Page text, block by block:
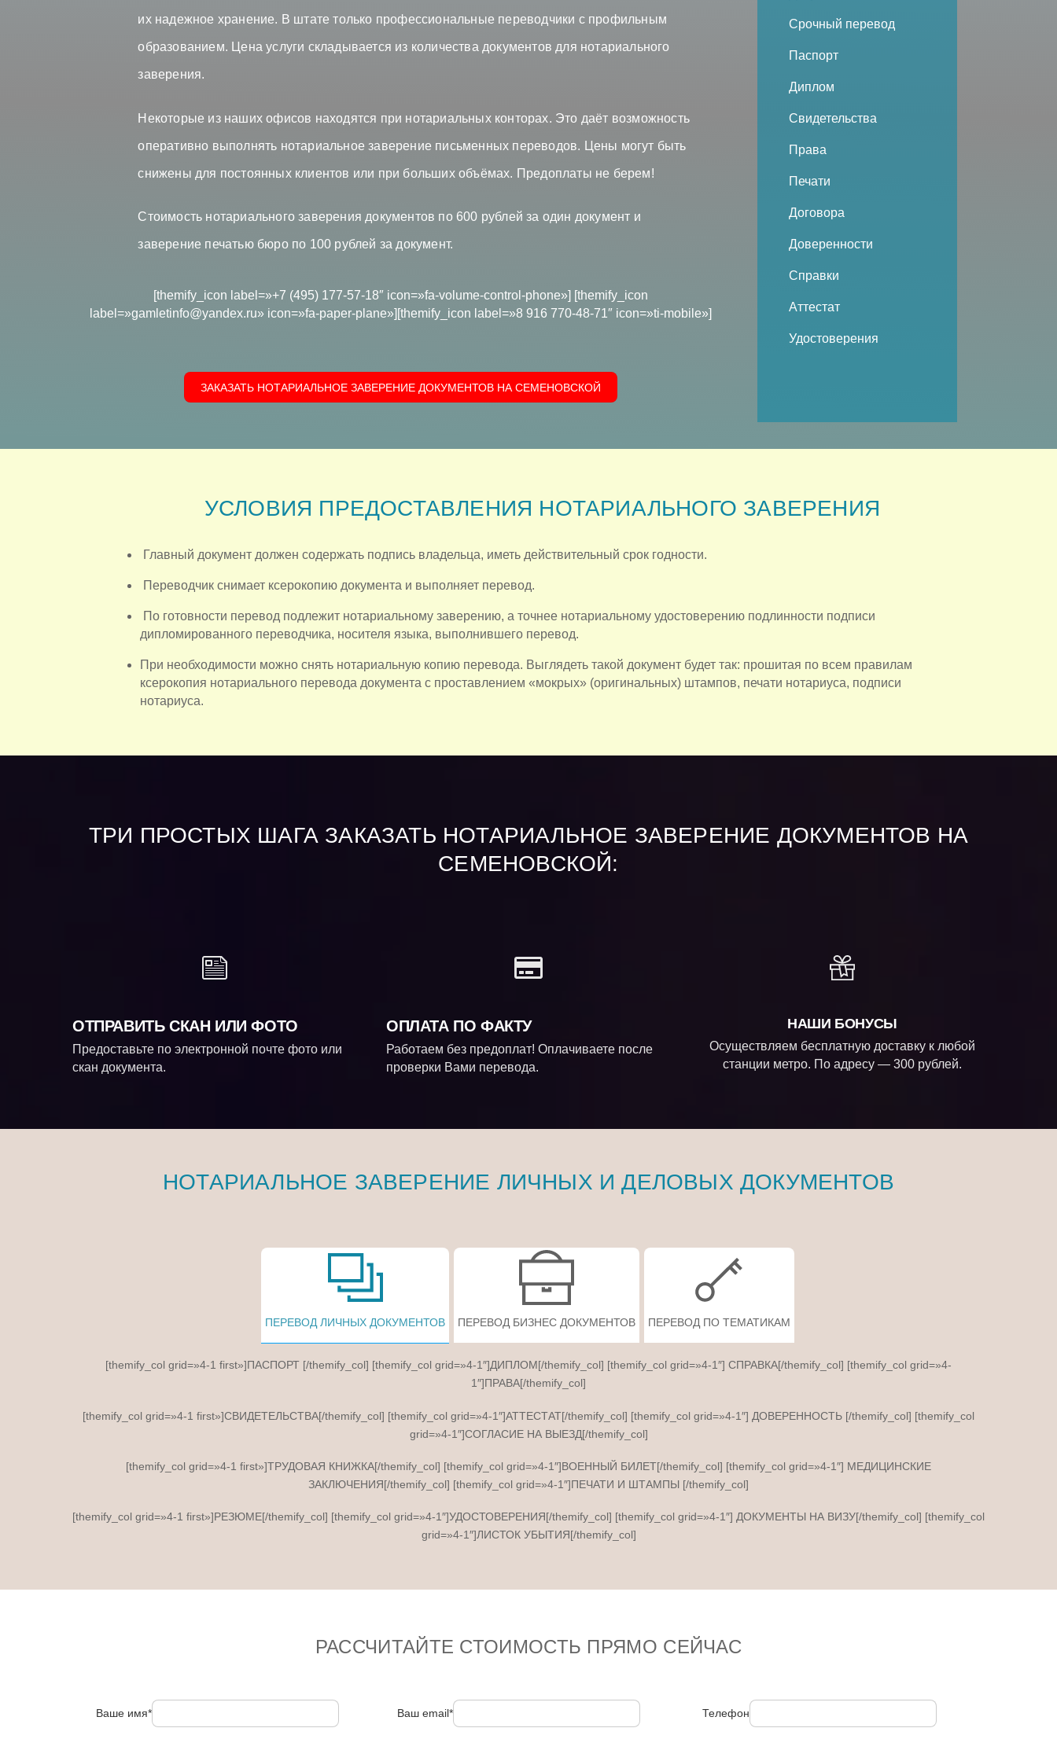
их надежное хранение. В штате только профессиональные переводчики с профильным
образованием. Цена услуги складывается из количества документов для нотариального
заверения.
Некоторые из наших офисов находятся при нотариальных конторах. Это даёт возможность
оперативно выполнять нотариальное заверение письменных переводов. Цены могут быть
снижены для постоянных клиентов или при больших объёмах. Предоплаты не берем!
Стоимость нотариального заверения документов по 600 рублей за один документ и
заверение печатью бюро по 100 рублей за документ.
[themify_icon label=»+7 (495) 177-57-18″ icon=»fa-volume-control-phone»] [themify_icon
label=»gamletinfo@yandex.ru» icon=»fa-paper-plane»][themify_icon label=»8 916 770-48-71″ icon=»ti-mobile»]
ЗАКАЗАТЬ НОТАРИАЛЬНОЕ ЗАВЕРЕНИЕ ДОКУМЕНТОВ НА СЕМЕНОВСКОЙ
Срочный перевод
Паспорт
Диплом
Свидетельства
Права
Печати
Договора
Доверенности
Справки
Аттестат
Удостоверения
УСЛОВИЯ ПРЕДОСТАВЛЕНИЯ НОТАРИАЛЬНОГО ЗАВЕРЕНИЯ
Главный документ должен содержать подпись владельца, иметь действительный срок годности.
Переводчик снимает ксерокопию документа и выполняет перевод.
По готовности перевод подлежит нотариальному заверению, а точнее нотариальному удостоверению подлинности подписи
дипломированного переводчика, носителя языка, выполнившего перевод.
При необходимости можно снять нотариальную копию перевода. Выглядеть такой документ будет так: прошитая по всем правилам
ксерокопия нотариального перевода документа с проставлением «мокрых» (оригинальных) штампов, печати нотариуса, подписи
нотариуса.
ТРИ ПРОСТЫХ ШАГА ЗАКАЗАТЬ НОТАРИАЛЬНОЕ ЗАВЕРЕНИЕ ДОКУМЕНТОВ НА
СЕМЕНОВСКОЙ:
ОТПРАВИТЬ СКАН ИЛИ ФОТО
Предоставьте по электронной почте фото или
скан документа.
ОПЛАТА ПО ФАКТУ
Работаем без предоплат! Оплачиваете после
проверки Вами перевода.
НАШИ БОНУСЫ
Осуществляем бесплатную доставку к любой
станции метро. По адресу — 300 рублей.
НОТАРИАЛЬНОЕ ЗАВЕРЕНИЕ ЛИЧНЫХ И ДЕЛОВЫХ ДОКУМЕНТОВ
ПЕРЕВОД ЛИЧНЫХ ДОКУМЕНТОВ ПЕРЕВОД БИЗНЕС ДОКУМЕНТОВ ПЕРЕВОД ПО ТЕМАТИКАМ
[themify_col grid=»4-1 first»]ПАСПОРТ [/themify_col] [themify_col grid=»4-1″]ДИПЛОМ[/themify_col] [themify_col grid=»4-1″] СПРАВКА[/themify_col] [themify_col grid=»4-
1″]ПРАВА[/themify_col]
[themify_col grid=»4-1 first»]СВИДЕТЕЛЬСТВА[/themify_col] [themify_col grid=»4-1″]АТТЕСТАТ[/themify_col] [themify_col grid=»4-1″] ДОВЕРЕННОСТЬ [/themify_col] [themify_col
grid=»4-1″]СОГЛАСИЕ НА ВЫЕЗД[/themify_col]
[themify_col grid=»4-1 first»]ТРУДОВАЯ КНИЖКА[/themify_col] [themify_col grid=»4-1″]ВОЕННЫЙ БИЛЕТ[/themify_col] [themify_col grid=»4-1″] МЕДИЦИНСКИЕ
ЗАКЛЮЧЕНИЯ[/themify_col] [themify_col grid=»4-1″]ПЕЧАТИ И ШТАМПЫ [/themify_col]
[themify_col grid=»4-1 first»]РЕЗЮМЕ[/themify_col] [themify_col grid=»4-1″]УДОСТОВЕРЕНИЯ[/themify_col] [themify_col grid=»4-1″] ДОКУМЕНТЫ НА ВИЗУ[/themify_col] [themify_col
grid=»4-1″]ЛИСТОК УБЫТИЯ[/themify_col]
РАССЧИТАЙТЕ СТОИМОСТЬ ПРЯМО СЕЙЧАС
Ваше имя* Ваш email* Телефон